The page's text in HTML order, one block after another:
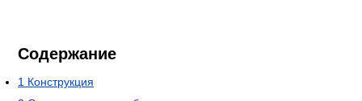
Содержание
1 Конструкция